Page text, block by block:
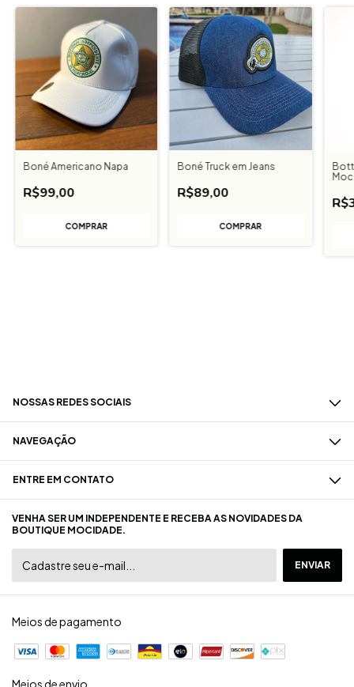
Boné Americano Napa
R$99,00
Boné Truck em Jeans
R$89,00
NOSSAS REDES SOCIAIS
NAVEGAÇÃO
ENTRE EM CONTATO
VENHA SER UM INDEPENDENTE E RECEBA AS NOVIDADES DA
BOUTIQUE MOCIDADE.
Meios de pagamento
Meios de envio